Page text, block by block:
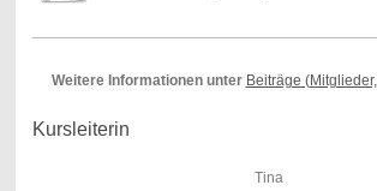
Weitere Informationen unter Beiträge
Kursleiterin
Tina